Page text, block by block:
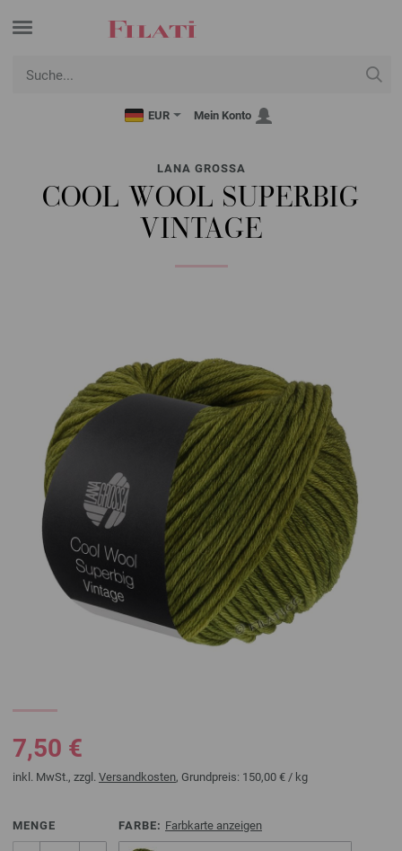
EUR Mein Konto
LANA GROSSA
COOL WOOL SUPERBIG
VINTAGE
7,50 €
inkl. MwSt., zzgl. Versandkosten, Grundpreis: 150,00 € / kg
MENGE FARBE: Farbkarte anzeigen